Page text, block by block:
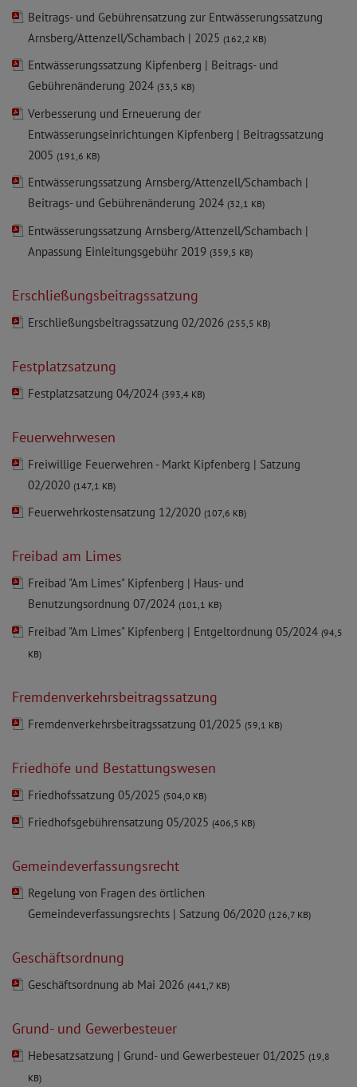
Beitrags- und Gebührensatzung zur Entwässerungssatzung
Arnsberg/Attenzell/Schambach | 2025 (162,2 KB)
Entwässerungssatzung Kipfenberg | Beitrags- und
Gebührenänderung 2024 (33,5 KB)
Verbesserung und Erneuerung der
Entwässerungseinrichtungen Kipfenberg | Beitragssatzung
2005 (191,6 KB)
Entwässerungssatzung Arnsberg/Attenzell/Schambach |
Beitrags- und Gebührenänderung 2024 (32,1 KB)
Entwässerungssatzung Arnsberg/Attenzell/Schambach |
Anpassung Einleitungsgebühr 2019 (359,5 KB)
Erschließungsbeitragssatzung
Erschließungsbeitragssatzung 02/2026 (255,5 KB)
Festplatzsatzung
Festplatzsatzung 04/2024 (393,4 KB)
Feuerwehrwesen
Freiwillige Feuerwehren - Markt Kipfenberg | Satzung
02/2020 (147,1 KB)
Feuerwehrkostensatzung 12/2020 (107,6 KB)
Freibad am Limes
Freibad "Am Limes" Kipfenberg | Haus- und
Benutzungsordnung 07/2024 (101,1 KB)
Freibad "Am Limes" Kipfenberg | Entgeltordnung 05/2024 (94,5
KB)
Fremdenverkehrsbeitragssatzung
Fremdenverkehrsbeitragssatzung 01/2025 (59,1 KB)
Friedhöfe und Bestattungswesen
Friedhofssatzung 05/2025 (504,0 KB)
Friedhofsgebührensatzung 05/2025 (406,5 KB)
Gemeindeverfassungsrecht
Regelung von Fragen des örtlichen
Gemeindeverfassungsrechts | Satzung 06/2020 (126,7 KB)
Geschäftsordnung
Geschäftsordnung ab Mai 2026 (441,7 KB)
Grund- und Gewerbesteuer
Hebesatzsatzung | Grund- und Gewerbesteuer 01/2025 (19,8
KB)